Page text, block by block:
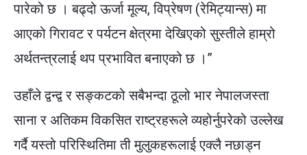
पारेको छ । बढ्दो ऊर्जा मूल्य, विप्रेषण (रेमिट्यान्स) मा
आएको गिरावट र पर्यटन क्षेत्रमा देखिएको सुस्तीले हाम्रो
अर्थतन्त्रलाई थप प्रभावित बनाएको छ ।”
उहाँले द्वन्द्व र सङ्कटको सबैभन्दा ठूलो भार नेपालजस्ता
साना र अतिकम विकसित राष्ट्रहरूले व्यहोर्नुपरेको उल्लेख
गर्दै यस्तो परिस्थितिमा ती मुलुकहरूलाई एक्लै नछाड्न